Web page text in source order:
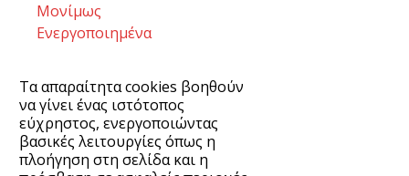
Μονίμως
Ενεργοποιημένα
Τα απαραίτητα cookies βοηθούν
να γίνει ένας ιστότοπος
εύχρηστος, ενεργοποιώντας
βασικές λειτουργίες όπως η
πλοήγηση στη σελίδα και η